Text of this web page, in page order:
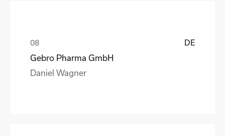
DE
Gebro Pharma GmbH
Daniel Wagner